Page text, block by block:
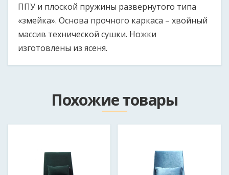
ППУ и плоской пружины развернутого типа
«змейка». Основа прочного каркаса – хвойный
массив технической сушки. Ножки
изготовлены из ясеня.
большую, так и в меньшую сторону при согласовании
с клиентом.
Ширина кресла:
Email
Мобильный телефон в формате 375*********
Похожие товары